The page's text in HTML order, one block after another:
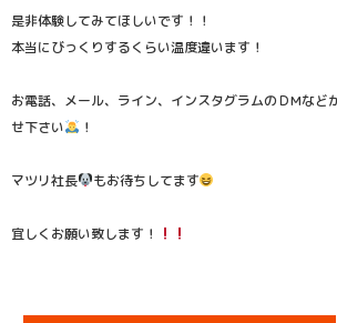
是非体験してみてほしいです！！
本当にびっくりするくらい温度違います！
お電話、メール、ライン、インスタグラムのＤMなど
せ下さい
！
マツリ社長 もお待ちしてます
宜しくお願い致します！